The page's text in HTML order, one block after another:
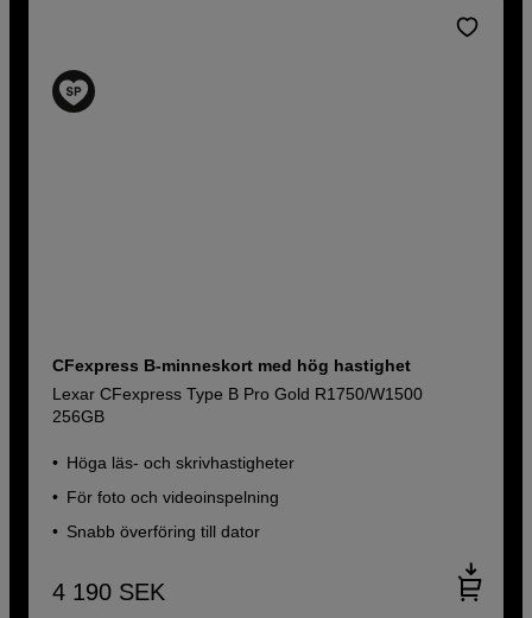
CFexpress B-minneskort med hög hastighet
Lexar CFexpress Type B Pro Gold R1750/W1500
256GB
Höga läs- och skrivhastigheter
För foto och videoinspelning
Snabb överföring till dator
4 190 SEK